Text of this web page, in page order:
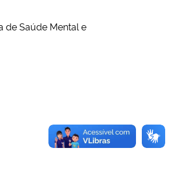
de Saúde Mental e